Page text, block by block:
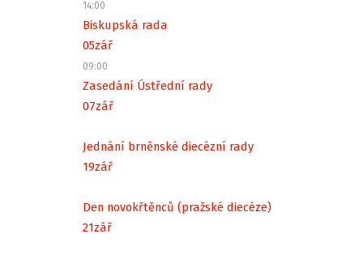
14:00
Biskupská rada
05zář
09:00
Zasedání Ústřední rady
07zář
Jednání brněnské diecézní rady
19zář
Den novokřtěnců (pražské diecéze)
21zář